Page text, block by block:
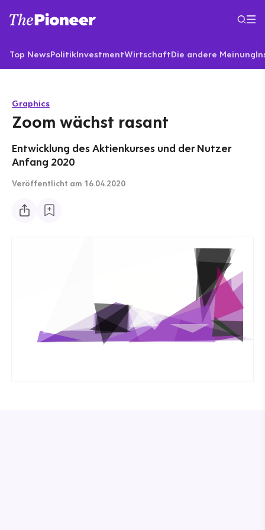
Top NewsPolitikInvestmentWirtschaftDie andere Meinung
Graphics
Zoom wächst rasant
Entwicklung des Aktienkurses und der Nutzer
Anfang 2020
Veröffentlicht am 16.04.2020